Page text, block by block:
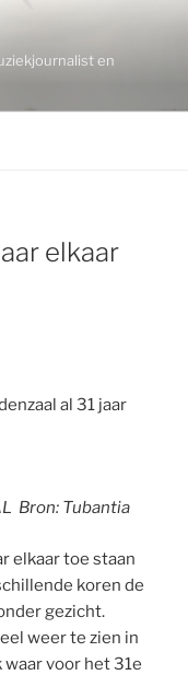
en
elkaar
al 31 jaar
Bron: Tubantia
elkaar toe staan
koren de
gezicht.
weer te zien in
voor het 31e